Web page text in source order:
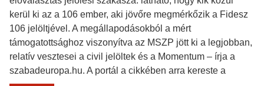
kerül ki az a 106 ember, aki jövőre megmérkőzik a Fidesz
106 jelöltjével. A megállapodásokból a mért
támogatottsághoz viszonyítva az MSZP jött ki a legjobban,
relatív vesztesei a civil jelöltek és a Momentum – írja a
szabadeuropa.hu. A portál a cikkében arra kereste a